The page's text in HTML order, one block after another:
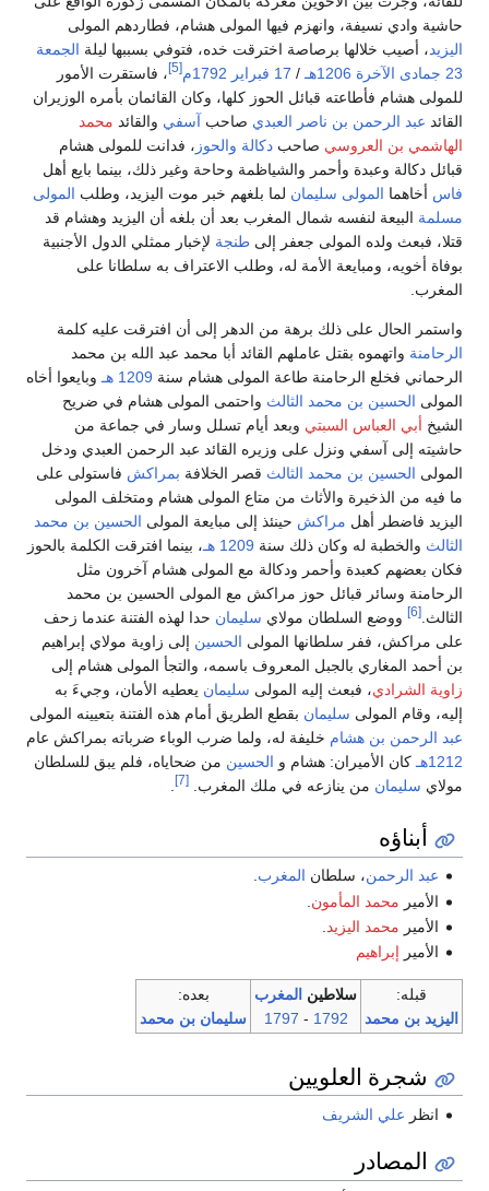
حاشية وادي نسيفة، وانهزم فيها المولى هشام، فطاردهم المولى
اليزيد، أصيب خلالها برصاصة اخترقت خده، فتوفي بسببها ليلة الجمعة
23 جمادى الآخرة
1206هـ / 17 فبراير 1792م [5]
، فاستقرت الأمور
للمولى هشام فأطاعته قبائل الحوز كلها، وكان القائمان بأمره الوزيران
القائد عبد الرحمن بن ناصر العبدي صاحب آسفي والقائد محمد
الهاشمي بن العروسي صاحب دكالة والحوز ، فدانت للمولى هشام
قبائل دكالة وعبدة وأحمر والشياظمة وحاحة وغير ذلك، بينما بايع أهل
فاس أخاهما المولى سليمان لما بلغهم خبر موت اليزيد، وطلب المولى
مسلمة البيعة لنفسه شمال المغرب بعد أن بلغه أن اليزيد وهشام قد
قتلا، فبعث ولده المولى جعفر إلى طنجة لإخبار ممثلي الدول الأجنبية
بوفاة أخويه، ومبايعة الأمة له، وطلب الاعتراف به سلطانا على
المغرب.
واستمر الحال على ذلك برهة من الدهر إلى أن افترقت عليه كلمة
الرحامنة واتهموه بقتل عاملهم القائد أبا محمد عبد الله بن محمد
الرحماني فخلع الرحامنة طاعة المولى هشام سنة 1209 هـ
وبايعوا أخاه
المولى الحسين بن محمد الثالث واحتمى المولى هشام في ضريح
الشيخ أبي العباس السبتي وبعد أيام تسلل وسار في جماعة من
حاشيته إلى آسفي ونزل على وزيره القائد عبد الرحمن العبدي ودخل
المولى الحسين بن محمد الثالث قصر الخلافة بمراكش فاستولى على
ما فيه من الذخيرة والأثاث من متاع المولى هشام ومتخلف المولى
اليزيد فاضطر أهل مراكش حينئذ إلى مبايعة المولى الحسين بن محمد
الثالث والخطبة له وكان ذلك سنة 1209 هـ
، بينما افترقت الكلمة بالحوز
فكان بعضهم كعبدة وأحمر ودكالة مع المولى هشام آخرون مثل
الرحامنة وسائر قبائل حوز مراكش مع المولى الحسين بن محمد
الثالث. [6] ووضع السلطان مولاي سليمان حدا لهذه الفتنة عندما زحف
على مراكش، ففر سلطانها المولى الحسين إلى زاوية مولاي إبراهيم
بن أحمد المغاري بالجبل المعروف باسمه، والتجأ المولى هشام إلى
زاوية الشرادي، فبعث إليه المولى سليمان يعطيه الأمان، وجيءَ به
إليه، وقام المولى سليمان بقطع الطريق أمام هذه الفتنة بتعيينه المولى
عبد الرحمن بن هشام خليفة له، ولما ضرب الوباء ضرباته بمراكش عام
1212هـ
كان الأميران: هشام و الحسين من ضحاياه، فلم يبق للسلطان
مولاي سليمان من ينازعه في ملك المغرب. [7]
أبناؤه
عبد الرحمن، سلطان المغرب
الأمير محمد المأمون
الأمير محمد اليزيد
الأمير إبراهيم
قبله:
اليزيد بن محمد
سلاطين المغرب
1792
-
1797
بعده:
سليمان بن محمد
شجرة العلويين
انظر علي الشريف
المصادر